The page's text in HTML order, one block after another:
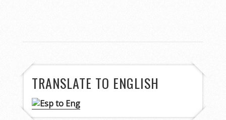
TRANSLATE TO ENGLISH